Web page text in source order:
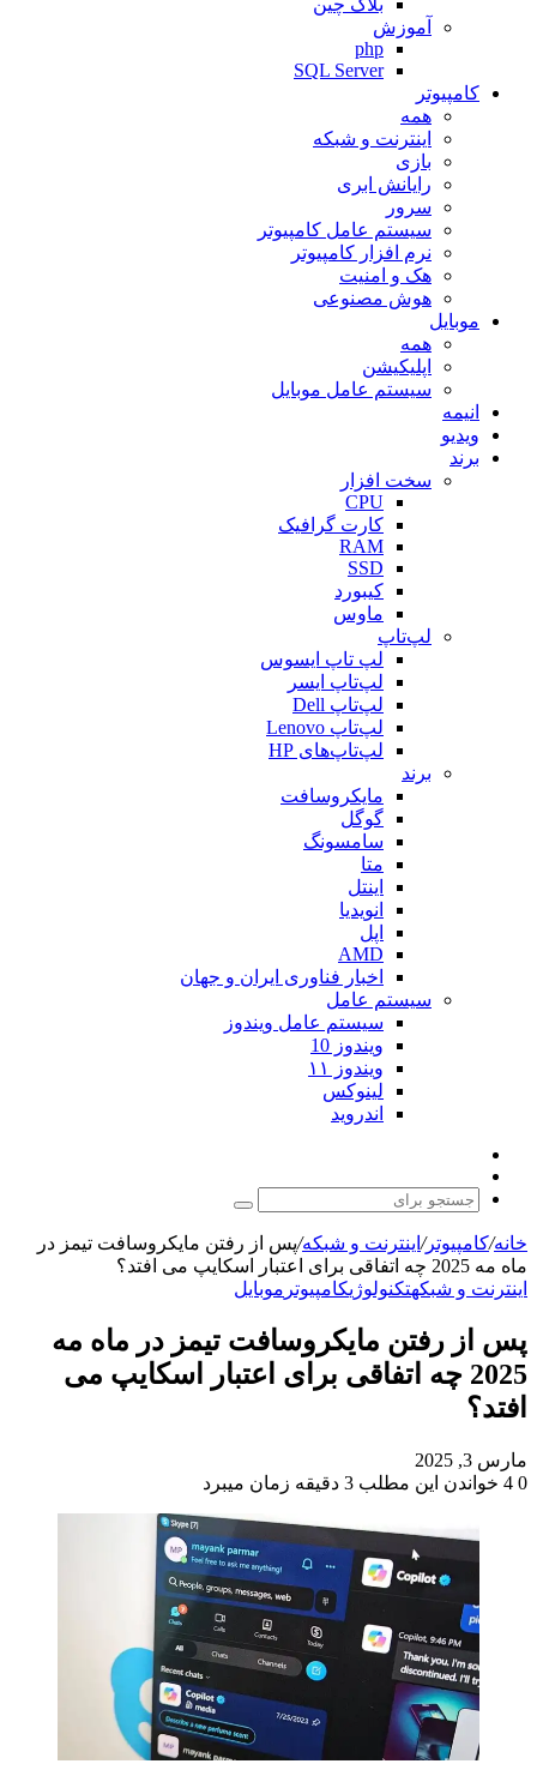
بلاک چین
آموزش
php
SQL Server
کامپیوتر
همه
اینترنت و شبکه
بازی
رایانش ابری
سرور
سیستم عامل کامپیوتر
نرم افزار کامپیوتر
هک و امنیت
هوش مصنوعی
موبایل
همه
اپلیکیشن
سیستم عامل موبایل
انیمه
ویدیو
برند
سخت افزار
CPU
کارت گرافیک
RAM
SSD
کیبورد
ماوس
لپ‌تاپ
لپ تاپ ایسوس
لپ‌تاپ ایسر
لپ‌تاپ Dell
لپ‌تاپ Lenovo
لپ‌تاپ‌های HP
برند
مایکروسافت
گوگل
سامسونگ
متا
اینتل
انویدیا
اپل
AMD
اخبار فناوری ایران و جهان
سیستم عامل
سیستم عامل ویندوز
ویندوز 10
ویندوز ۱۱
لینوکس
اندروید
پوسته
جستجو
خانه/کامپیوتر/ اینترنت و شبکه/پس از رفتن مایکروسافت تیمز در
ماه مه 2025 چه اتفاقی برای اعتبار اسکایپ می افتد؟
اینترنت و شبکهتکنولوژیکامپیوتر موبایل
پس از رفتن مایکروسافت تیمز در ماه مه
2025 چه اتفاقی برای اعتبار اسکایپ می
افتد؟
مارس 3, 2025
0
خواندن این مطلب 3 دقیقه زمان میبرد